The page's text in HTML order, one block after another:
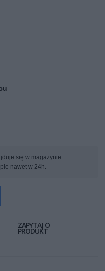
się w magazynie
nawet w 24h.
ZAPYTAJ O
PRODUKT